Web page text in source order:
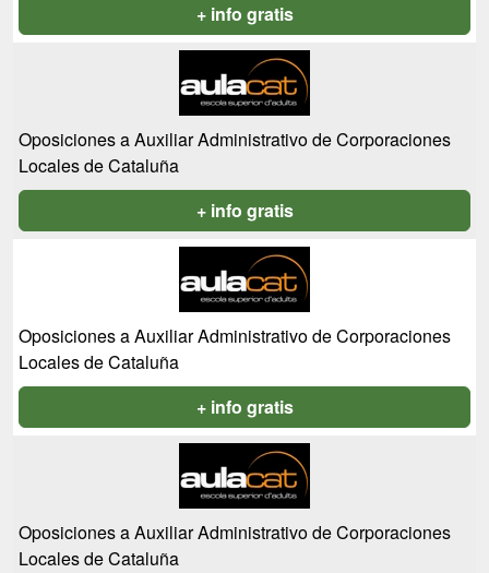
+ info gratis
Oposiciones a Auxiliar Administrativo de Corporaciones
Locales de Cataluña
+ info gratis
Oposiciones a Auxiliar Administrativo de Corporaciones
Locales de Cataluña
+ info gratis
Oposiciones a Auxiliar Administrativo de Corporaciones
Locales de Cataluña